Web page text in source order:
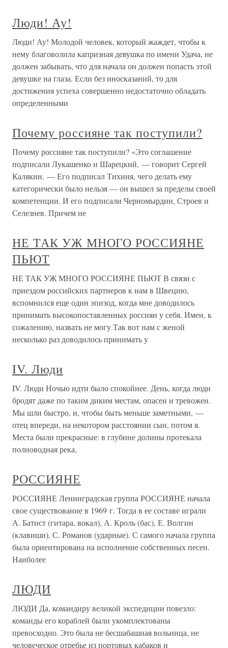
Люди! Ау!
Люди! Ау! Молодой человек, который жаждет, чтобы к
нему благоволила капризная девушка по имени Удача, не
должен забывать, что для начала он должен попасть этой
девушке на глаза. Если без иносказаний, то для
достижения успеха совершенно недостаточно обладать
определенными
Почему россияне так поступили?
Почему россияне так поступили? «Это соглашение
подписали Лукашенко и Шарецкий, — говорит Сергей
Калякин. — Его подписал Тихиня, чего делать ему
категорически было нельзя — он вышел за пределы своей
компетенции. И его подписали Черномырдин, Строев и
Селезнев. Причем не
НЕ ТАК УЖ МНОГО РОССИЯНЕ
ПЬЮТ
НЕ ТАК УЖ МНОГО РОССИЯНЕ ПЬЮТ В связи с
приездом российских партнеров к нам в Швецию,
вспомнился еще один эпизод, когда мне доводилось
принимать высокопоставленных россиян у себя. Имен, к
сожалению, назвать не могу.Так вот нам с женой
несколько раз доводилось принимать у
IV. Люди
IV. Люди Ночью идти было спокойнее. День, когда люди
бродят даже по таким диким местам, опасен и тревожен.
Мы шли быстро, и, чтобы быть меньше заметными, —
отец впереди, на некотором расстоянии сын, потом я.
Места были прекрасные: в глубине долины протекала
полноводная река,
РОССИЯНЕ
РОССИЯНЕ Ленинградская группа РОССИЯНЕ начала
свое существование в 1969 г. Тогда в ее составе играли
А. Батист (гитара, вокал), А. Кроль (бас), Е. Волгин
(клавиши), С. Романов (ударные). С самого начала группа
была ориентирована на исполнение собственных песен.
Наиболее
ЛЮДИ
ЛЮДИ Да, командиру великой экспедиции повезло:
команды его кораблей были укомплектованы
превосходно. Это была не бесшабашная вольница, не
человеческое отребье из портовых кабаков и